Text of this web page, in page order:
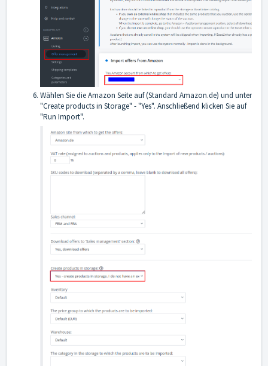
Wählen Sie die Amazon Seite auf (Standard Amazon.de) und unter
"Create products in Storage" - "Yes". Anschließend klicken Sie auf
"Run Import".